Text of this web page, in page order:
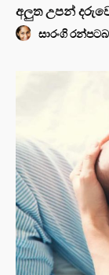
අලුත උපන්
සාරංගි